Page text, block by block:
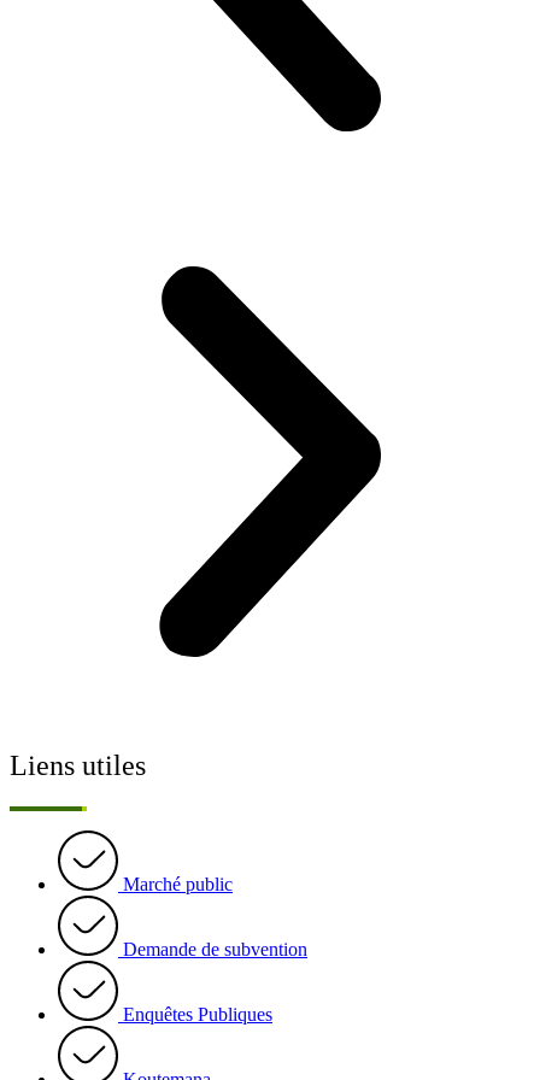
Liens utiles
Marché public
Demande de subvention
Enquêtes Publiques